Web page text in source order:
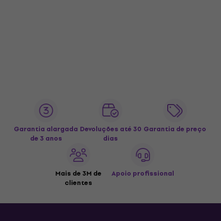
Garantia alargada
de 3 anos
Devoluções até 30
dias
Garantia de preço
Mais de 3M de
clientes
Apoio profissional